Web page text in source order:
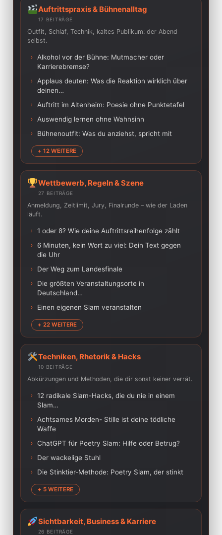
Auftrittspraxis & Bühnenalltag
17 BEITRÄGE
Outfit, Schlaf, Technik, kaltes Publikum: der Abend
selbst.
›
Alkohol vor der Bühne: Mutmacher oder
Karrierebremse?
›
Applaus deuten: Was die Reaktion wirklich über
deinen…
› Auftritt im Altenheim: Poesie ohne Punktetafel
› Auswendig lernen ohne Wahnsinn
› Bühnenoutfit: Was du anziehst, spricht mit
+ 12 WEITERE
Wettbewerb, Regeln & Szene
27 BEITRÄGE
Anmeldung, Zeitlimit, Jury, Finalrunde – wie der Laden
läuft.
› 1 oder 8? Wie deine Auftrittsreihenfolge zählt
›
6 Minuten, kein Wort zu viel: Dein Text gegen
die Uhr
› Der Weg zum Landesfinale
›
Die größten Veranstaltungsorte in
Deutschland…
› Einen eigenen Slam veranstalten
+ 22 WEITERE
Techniken, Rhetorik & Hacks
10 BEITRÄGE
Abkürzungen und Methoden, die dir sonst keiner verrät.
› 12 radikale Slam-Hacks, die du nie in einem
Slam…
›
Achtsames Morden- Stille ist deine tödliche
Waffe
› ChatGPT für Poetry Slam: Hilfe oder Betrug?
› Der wackelige Stuhl
› Die Stinktier-Methode: Poetry Slam, der stinkt
+ 5 WEITERE
Sichtbarkeit, Business & Karriere
26 BEITRÄGE